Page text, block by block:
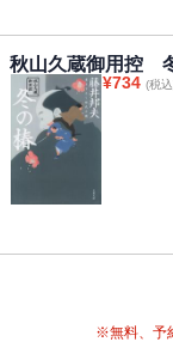
秋山久蔵御用控
¥734 (税
※無料、予